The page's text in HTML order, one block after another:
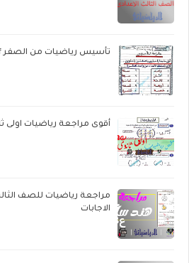
تأسيس رياضيات من الصفر pdf للاطفال
أقوى مراجعة رياضيات اولى
الاجابات